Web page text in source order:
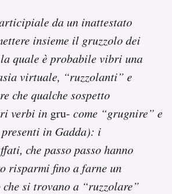
da un inattestato
insieme il gruzzolo dei
quale è probabile vibri una
virtuale, “ruzzolanti” e
che qualche sospetto
verbi in gru- come “grugnire” e
in Gadda): i
che passo passo hanno
risparmi fino a farne un
che si trovano a “ruzzolare”